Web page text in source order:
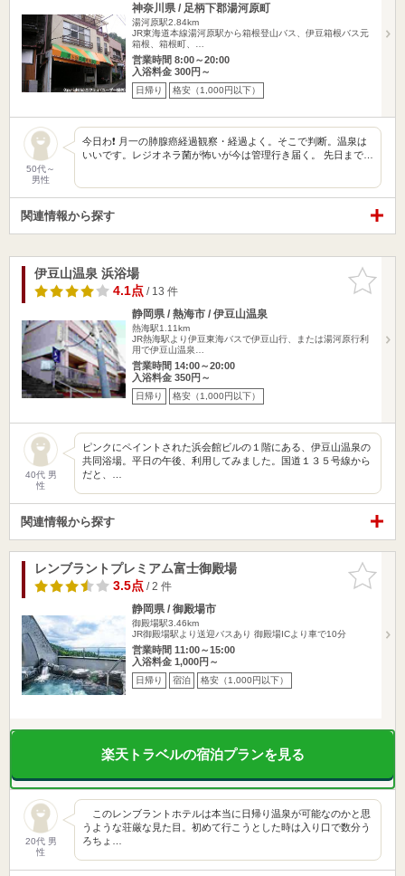
神奈川県 / 足柄下郡湯河原町
湯河原駅2.84km
JR東海道本線湯河原駅から箱根登山バス、伊豆箱根バス元
箱根、箱根町、…
営業時間 8:00～20:00
入浴料金 300円～
日帰り 格安（1,000円以下）
50代～
男性
今日わ❗ 月一の肺腺癌経過観察・経過よく。そこで判断。温泉は
いいです。レジオネラ菌が怖いが今は管理行き届く。 先日まで…
関連情報から探す
お気に入
りに追加
伊豆山温泉 浜浴場
4.1点/ 13 件
静岡県 / 熱海市 / 伊豆山温泉
熱海駅1.11km
JR熱海駅より伊豆東海バスで伊豆山行、または湯河原行利
用で伊豆山温泉…
営業時間 14:00～20:00
入浴料金 350円～
日帰り 格安（1,000円以下）
40代 男
性
ピンクにペイントされた浜会館ビルの１階にある、伊豆山温泉の
共同浴場。平日の午後、利用してみました。国道１３５号線から
だと、…
関連情報から探す
お気に入
りに追加
レンブラントプレミアム富士御殿場
3.5点/ 2 件
静岡県 / 御殿場市
御殿場駅3.46km
JR御殿場駅より送迎バスあり 御殿場ICより車で10分
営業時間 11:00～15:00
入浴料金 1,000円～
日帰り 宿泊 格安（1,000円以下）
楽天トラベルの宿泊プランを見る
20代 男
性
このレンブラントホテルは本当に日帰り温泉が可能なのかと思
うような荘厳な見た目。初めて行こうとした時は入り口で数分う
ろちょ…